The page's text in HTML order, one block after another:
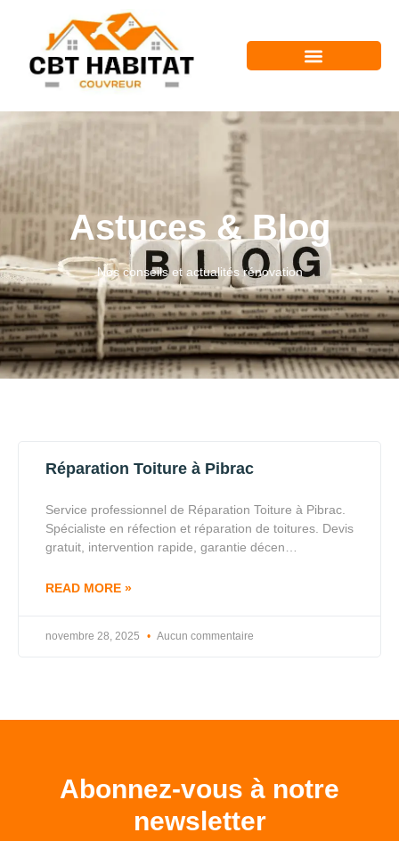
Astuces & Blog
Nos conseils et actualités rénovation
Réparation Toiture à Pibrac
Service professionnel de Réparation Toiture à Pibrac.
Spécialiste en réfection et réparation de toitures. Devis
gratuit, intervention rapide, garantie décen…
READ MORE »
novembre 28, 2025 Aucun commentaire
Abonnez-vous à notre
newsletter